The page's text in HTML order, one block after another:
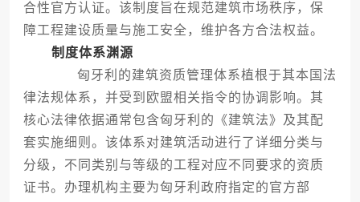
合性官方认证。该制度旨在规范建筑市场秩序，保
障工程建设质量与施工安全，维护各方合法权益。
制度体系渊源
匈牙利的建筑资质管理体系植根于其本国法
律法规体系，并受到欧盟相关指令的协调影响。其
核心法律依据通常包含匈牙利的《建筑法》及其配
套实施细则。该体系对建筑活动进行了详细分类与
分级，不同类别与等级的工程对应不同要求的资质
证书。办理机构主要为匈牙利政府指定的官方部